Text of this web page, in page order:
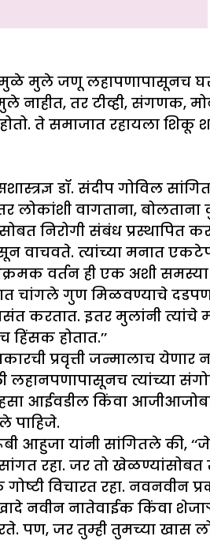
मुले जणू लहापणापासूनच
नाहीत, तर टीव्ही, संगणक,
ते समाजात रहायला शिकू
डॉ. संदीप गोविल
लोकांशी वागताना,
निरोगी संबंध
वाचवते. त्यांच्या मनात
वर्तन ही एक अशी
चांगले गुण मिळवण्याचे
करतात. इतर मुलांनी
होतात.’’
प्रवृत्ती जन्मालाच येणार
लहानपणापासूनच त्यांच्या
आईवडील किंवा
पाहिजे.
आहुजा यांनी सांगितले की,
सांगत रहा. जर तो
विचारत रहा. नवनवीन
नवीन नातेवाईक किंवा
पण, जर तुम्ही तुमच्या खास